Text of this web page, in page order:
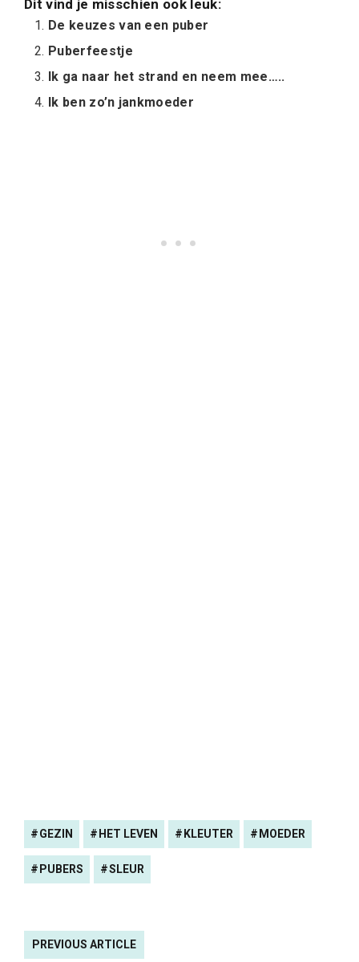
Dit vind je misschien ook leuk:
De keuzes van een puber
Puberfeestje
Ik ga naar het strand en neem mee…..
Ik ben zo’n jankmoeder
GEZIN HET LEVEN KLEUTER MOEDER
PUBERS SLEUR
PREVIOUS ARTICLE